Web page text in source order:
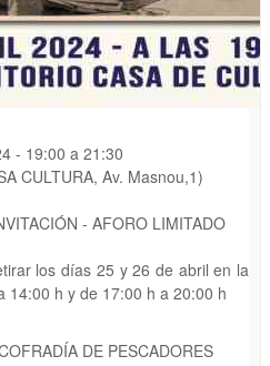
- 19:00 a 21:30
CULTURA, Av. Masnou,1)
- AFORO LIMITADO
los días 25 y 26 de abril en la
14:00 h y de 17:00 h a 20:00 h
DE PESCADORES